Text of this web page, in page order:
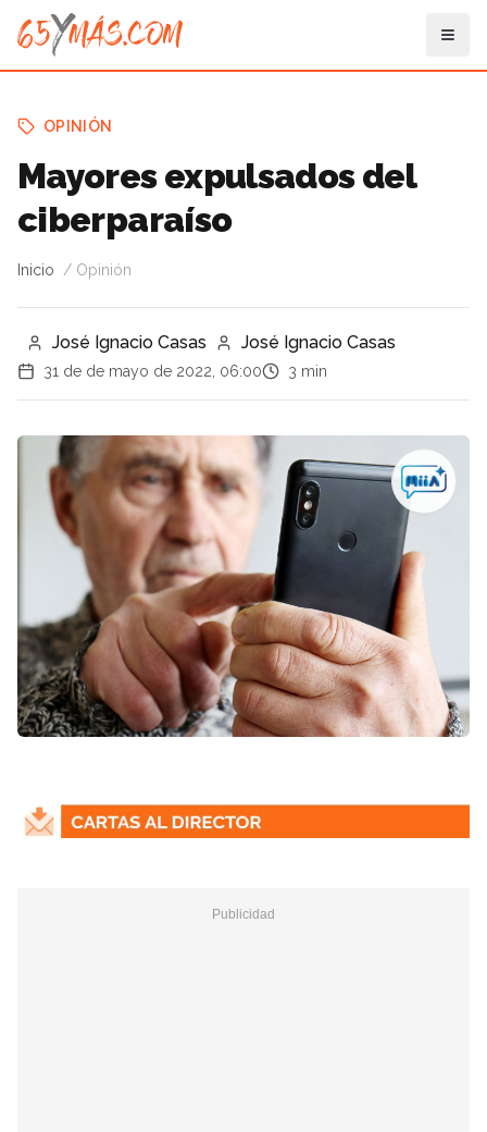
OPINIÓN
Mayores expulsados del
ciberparaíso
Inicio Opinión
José Ignacio Casas José Ignacio Casas
31 de de mayo de 2022, 06:00 3 min